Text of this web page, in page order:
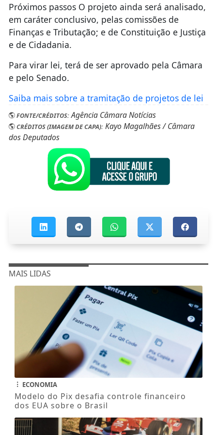
Próximos passos O projeto ainda será analisado,
em caráter conclusivo, pelas comissões de
Finanças e Tributação; e de Constituição e Justiça
e de Cidadania.
Para virar lei, terá de ser aprovado pela Câmara
e pelo Senado.
Saiba mais sobre a tramitação de projetos de lei
FONTE/CRÉDITOS:Agência Câmara Notícias
CRÉDITOS (IMAGEM DE CAPA):Kayo Magalhães / Câmara
dos Deputados
MAIS LIDAS
ECONOMIA
Modelo do Pix desafia controle financeiro
dos EUA sobre o Brasil